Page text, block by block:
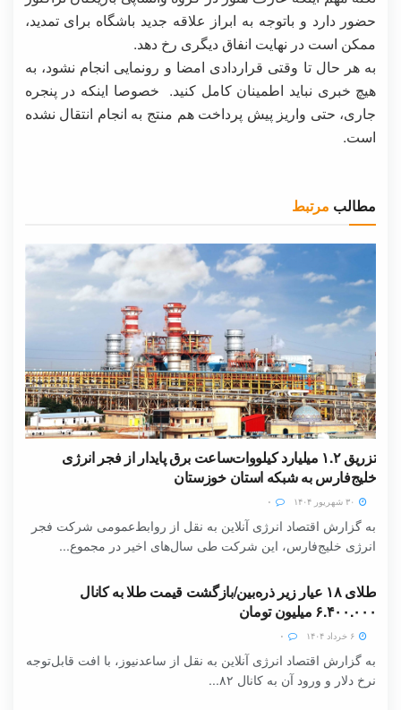
حضور دارد و باتوجه به ابراز علاقه جدید باشگاه برای تمدید،
ممکن است در نهایت انفاق دیگری رخ دهد.
به هر حال تا وقتی قراردادی امضا و رونمایی انجام نشود، به
هیچ خبری نباید اطمینان کامل کنید. خصوصا اینکه در پنجره
جاری، حتی واریز پیش پرداخت هم منتج به انجام انتقال نشده
است.
مطالب مرتبط
تزریق ۱.۲ میلیارد کیلووات‌ساعت برق پایدار از فجر انرژی
خلیج‌فارس به شبکه استان خوزستان
به گزارش اقتصاد انرژی آنلاین به نقل از روابط‌عمومی شرکت فجر
انرژی خلیج‌فارس، این شرکت طی سال‌های اخیر در مجموع...
طلای ۱۸ عیار زیر ذره‌بین/بازگشت قیمت طلا به کانال
۶.۴۰۰.۰۰۰ میلیون تومان
به گزارش اقتصاد انرژی آنلاین به نقل از ساعدنیوز، با افت قابل‌توجه
نرخ دلار و ورود آن به کانال ۸۲...